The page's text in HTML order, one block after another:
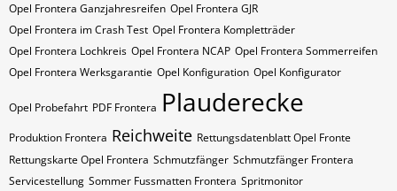
Opel Frontera Ganzjahresreifen Opel Frontera GJR
Opel Frontera im Crash Test Opel Frontera Kompletträder
Opel Frontera Lochkreis Opel Frontera NCAP Opel Frontera Sommerreifen
Opel Frontera Werksgarantie Opel Konfiguration Opel Konfigurator
Opel Probefahrt PDF Frontera Plauderecke
Produktion Frontera Reichweite Rettungsdatenblatt Opel Fronte
Rettungskarte Opel Frontera Schmutzfänger Schmutzfänger Frontera
Servicestellung Sommer Fussmatten Frontera Spritmonitor